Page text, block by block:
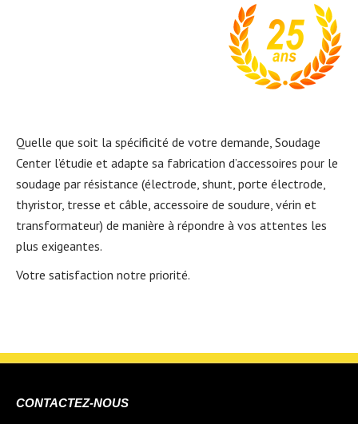
Quelle que soit la spécificité de votre demande, Soudage
Center l’étudie et adapte sa fabrication d’accessoires pour le
soudage par résistance (électrode, shunt, porte électrode,
thyristor, tresse et câble, accessoire de soudure, vérin et
transformateur) de manière à répondre à vos attentes les
plus exigeantes.
Votre satisfaction notre priorité.
CONTACTEZ-NOUS